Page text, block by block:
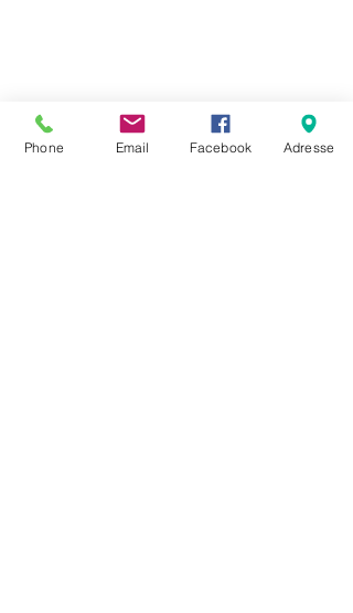
Phone Email Facebook Adresse